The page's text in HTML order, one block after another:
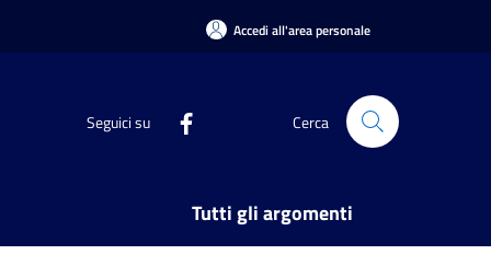
Accedi all'area personale
Seguici su Cerca
Tutti gli argomenti